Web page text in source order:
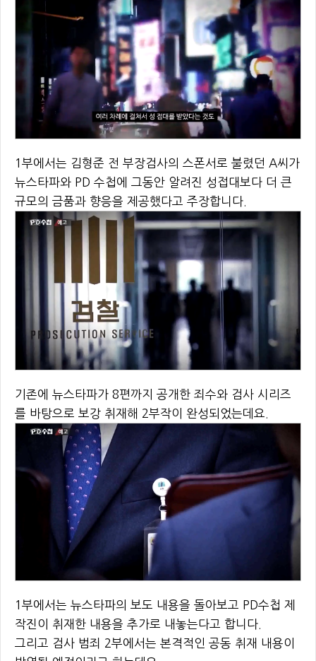
1부에서는 김형준 전 부장검사의 스폰서로 불렸던 A씨가
뉴스타파와 PD 수첩에 그동안 알려진 성접대보다 더 큰
규모의 금품과 향응을 제공했다고 주장합니다.
기존에 뉴스타파가 8편까지 공개한 죄수와 검사 시리즈
를 바탕으로 보강 취재해 2부작이 완성되었는데요.
1부에서는 뉴스타파의 보도 내용을 돌아보고 PD수첩 제
작진이 취재한 내용을 추가로 내놓는다고 합니다.
그리고 검사 범죄 2부에서는 본격적인 공동 취재 내용이